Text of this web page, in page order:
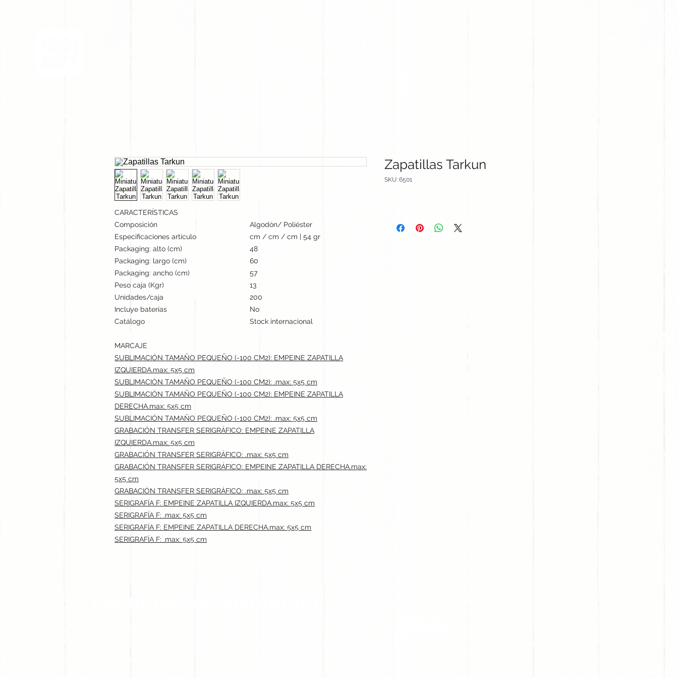
CARACTERÍSTICAS
Composición
Algodón/ Poliéster
Especificaciones artículo
cm / cm / cm | 54 gr
Packaging: alto (cm)
48
Packaging: largo (cm)
60
Packaging: ancho (cm)
57
Peso caja (Kgr)
13
Unidades/caja
200
Incluye baterías
No
Catálogo
Stock internacional
MARCAJE
SUBLIMACIÓN TAMAÑO PEQUEÑO (-100 CM2): EMPEINE ZAPATILLA
IZQUIERDA.max: 5x5 cm
SUBLIMACIÓN TAMAÑO PEQUEÑO (-100 CM2): .max: 5x5 cm
SUBLIMACIÓN TAMAÑO PEQUEÑO (-100 CM2): EMPEINE ZAPATILLA
DERECHA.max: 5x5 cm
SUBLIMACIÓN TAMAÑO PEQUEÑO (-100 CM2): .max: 5x5 cm
GRABACIÓN TRANSFER SERIGRÁFICO: EMPEINE ZAPATILLA
IZQUIERDA.max: 5x5 cm
GRABACIÓN TRANSFER SERIGRÁFICO: .max: 5x5 cm
GRABACIÓN TRANSFER SERIGRÁFICO: EMPEINE ZAPATILLA DERECHA.max:
5x5 cm
GRABACIÓN TRANSFER SERIGRÁFICO: .max: 5x5 cm
SERIGRAFÍA F: EMPEINE ZAPATILLA IZQUIERDA.max: 5x5 cm
SERIGRAFÍA F: .max: 5x5 cm
SERIGRAFÍA F: EMPEINE ZAPATILLA DERECHA.max: 5x5 cm
SERIGRAFÍA F: .max: 5x5 cm
Zapatillas Tarkun
SKU: 6501